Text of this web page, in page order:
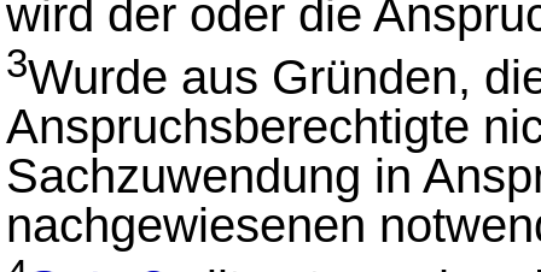
wird der oder die
3Wurde aus Gründen,
Anspruchsberechtigte
Sachzuwendung in
nachgewiesenen